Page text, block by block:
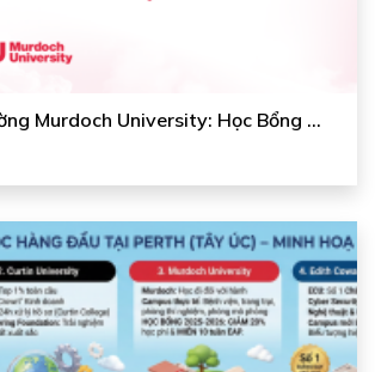
Murdoch University: Học Bổng ...